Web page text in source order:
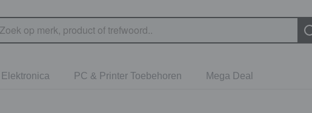
Elektronica PC & Printer Toebehoren Mega Deal